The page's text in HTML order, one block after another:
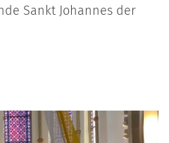
Sankt Johannes der